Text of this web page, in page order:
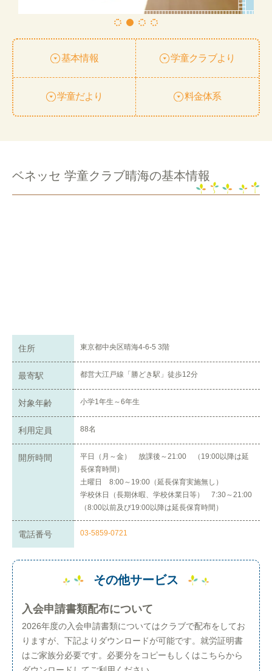
基本情報 学童クラブより
学童だより 料金体系
ベネッセ 学童クラブ晴海の基本情報
住所 東京都中央区晴海4-6-5 3階
最寄駅 都営大江戸線「勝どき駅」徒歩12分
対象年齢 小学1年生～6年生
利用定員 88名
開所時間
平日（月～金） 放課後～21:00 （19:00以降は延
長保育時間）
土曜日 8:00～19:00（延長保育実施無し）
学校休日（長期休暇、学校休業日等） 7:30～21:00
（8:00以前及び19:00以降は延長保育時間）
電話番号 03-5859-0721
その他サービス
入会申請書類配布について
2026年度の入会申請書類についてはクラブで配布をしてお
りますが、下記よりダウンロードが可能です。就労証明書
はご家族分必要です。必要分をコピーもしくはこちらから